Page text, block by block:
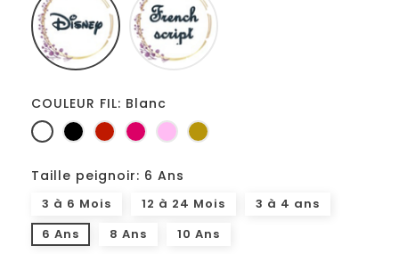
COULEUR FIL: Blanc
BlancNoir RougeFuchsia
RoseOr
Taille peignoir: 6 Ans
3 à 6 Mois 12 à 24 Mois
3 à 4 ans
6 Ans
8 Ans 10 Ans